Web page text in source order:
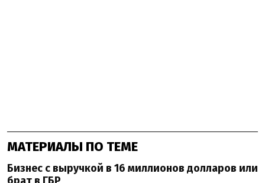
МАТЕРИАЛЫ ПО ТЕМЕ
Бизнес с выручкой в 16 миллионов долларов или